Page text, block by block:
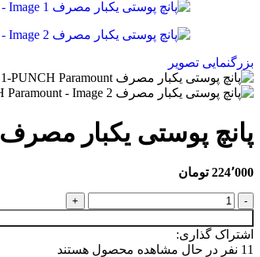
بزرگنمایی تصویر
پانچ پوستی یکبار مصرف 1m 1-PUNCH Paramount
224٬000 تومان
اشتراک گذاری:
11 نفر در حال مشاهده محصول هستند